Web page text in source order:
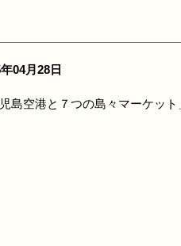
04月28日
児島空港と７つの島々マーケット